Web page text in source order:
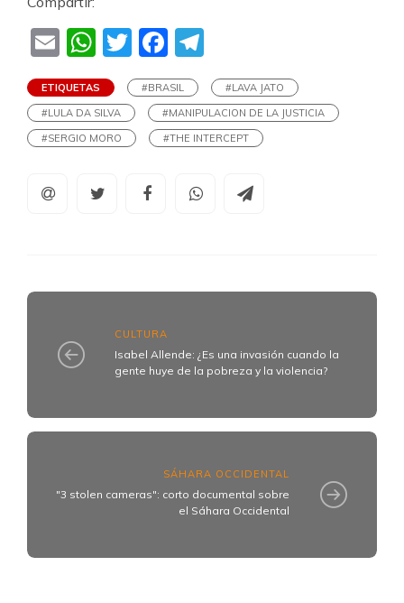
EmailWhatsApp
TwitterFacebook
ETIQUETAS #BRASIL
#LAVA JATO
#LULA DA SILVA
#MANIPULACION DE LA JUSTICIA
#SERGIO MORO
#THE INTERCEPT
CULTURA
Isabel Allende: ¿Es una invasión cuando la
gente huye de la pobreza y la violencia?
SÁHARA OCCIDENTAL
"3 stolen cameras": corto documental sobre
el Sáhara Occidental